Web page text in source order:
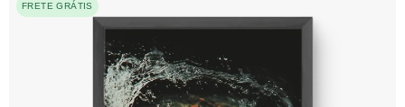
FRETE GRÁTIS